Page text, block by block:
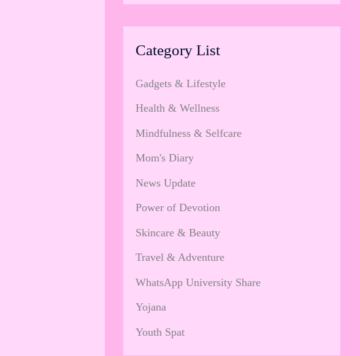
Category List
Gadgets & Lifestyle
Health & Wellness
Mindfulness & Selfcare
Mom's Diary
News Update
Power of Devotion
Skincare & Beauty
Travel & Adventure
WhatsApp University Share
Yojana
Youth Spat